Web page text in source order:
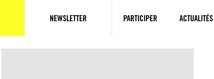
NEWSLETTER PARTICIPER ACTUALITÉS